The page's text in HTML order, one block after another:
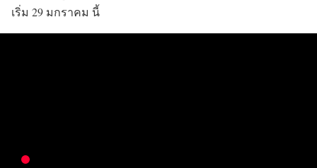
เริ่ม 29 มกราคม นี้